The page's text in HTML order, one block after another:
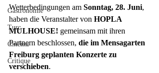
Gastronomie
Turc
Cinéma
Critique
Wetterbedingungen am Sonntag, 28. Juni,
haben die Veranstalter von HOPLA
MULHOUSE! gemeinsam mit ihren
Partnern beschlossen, die im Mensagarten
Freiburg geplanten Konzerte zu
verschieben.